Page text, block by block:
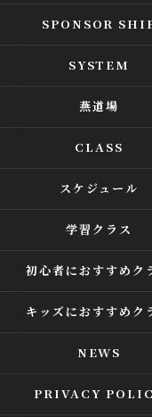
SPONSOR
SYSTEM
燕道場
CLASS
スケジュール
学習クラス
初心者におすすめク
キッズにおすすめク
NEWS
PRIVACY